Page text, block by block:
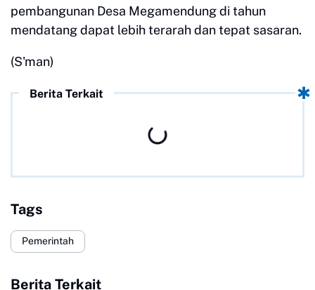
pembangunan Desa Megamendung di tahun
mendatang dapat lebih terarah dan tepat sasaran.
(S'man)
Berita Terkait
Tags
Pemerintah
Berita Terkait